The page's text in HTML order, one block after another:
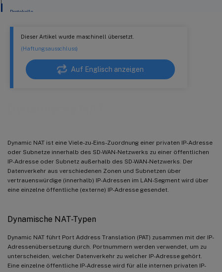
Dieser Artikel wurde maschinell übersetzt.
(Haftungsausschluss)
Auf Englisch anzeigen
Dynamic NAT ist eine Viele-zu-Eins-Zuordnung einer privaten IP-Adresse
oder Subnetze innerhalb des SD-WAN-Netzwerks zu einer öffentlichen
IP-Adresse oder Subnetz außerhalb des SD-WAN-Netzwerks. Der
Datenverkehr aus verschiedenen Zonen und Subnetzen über
vertrauenswürdige (innerhalb) IP-Adressen im LAN-Segment wird über
eine einzelne öffentliche (externe) IP-Adresse gesendet.
Dynamische NAT-Typen
Dynamic NAT führt Port Address Translation (PAT) zusammen mit der IP-
Adressenübersetzung durch. Portnummern werden verwendet, um zu
unterscheiden, welcher Datenverkehr zu welcher IP-Adresse gehört.
Eine einzelne öffentliche IP-Adresse wird für alle internen privaten IP-
Protokolle